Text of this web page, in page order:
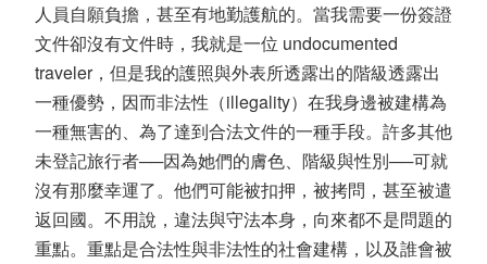
人員自願負擔，甚至有地勤護航的。當我需要一份簽證
文件卻沒有文件時，我就是一位 undocumented
traveler，但是我的護照與外表所透露出的階級透露出
一種優勢，因而非法性（illegality）在我身邊被建構為
一種無害的、為了達到合法文件的一種手段。許多其他
未登記旅行者──因為她們的膚色、階級與性別──可就
沒有那麼幸運了。他們可能被扣押，被拷問，甚至被遣
返回國。不用說，違法與守法本身，向來都不是問題的
重點。重點是合法性與非法性的社會建構，以及誰會被